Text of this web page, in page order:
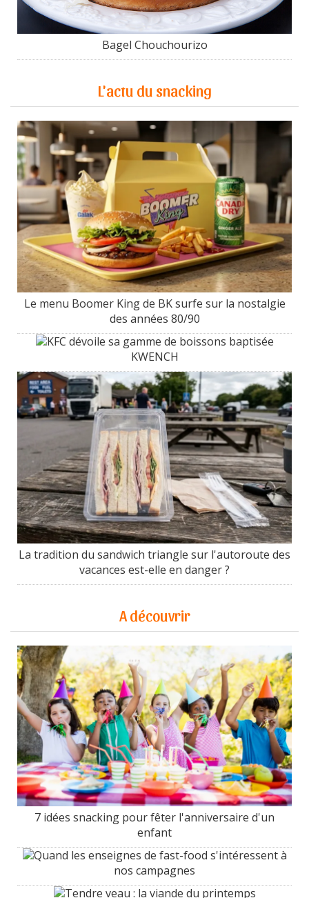
Bagel Chouchourizo
L'actu du snacking
Le menu Boomer King de BK surfe sur la nostalgie
des années 80/90
KFC dévoile sa gamme de boissons baptisée
KWENCH
La tradition du sandwich triangle sur l'autoroute des
vacances est-elle en danger ?
A découvrir
7 idées snacking pour fêter l'anniversaire d'un
enfant
Quand les enseignes de fast-food s'intéressent à
nos campagnes
Tendre veau : la viande du printemps